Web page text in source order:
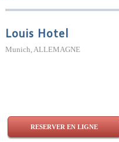
Louis Hotel
Munich, ALLEMAGNE
RESERVER EN LIGNE